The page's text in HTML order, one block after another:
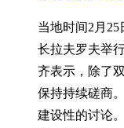
当地时间2月
长拉夫罗夫举
齐表示，除了
保持持续磋商
建设性的讨论